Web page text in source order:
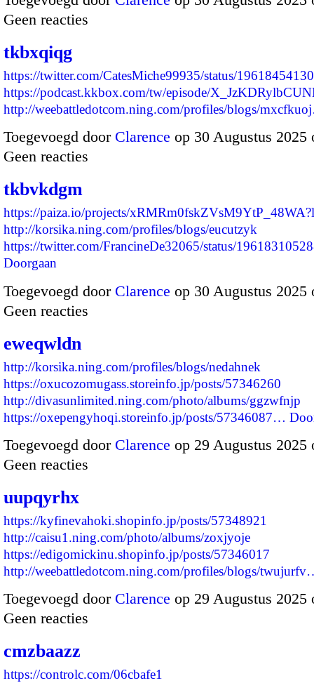
Geen reacties
tkbxqiqg
https://twitter.com/CatesMiche99935/status/
https://podcast.kkbox.com/tw/episode/
http://weebattledotcom.ning.com/profiles/blogs/
Toegevoegd door Clarence op 30 Augustus
Geen reacties
tkbvkdgm
https://paiza.io/projects/
http://korsika.ning.com/profiles/blogs/eucutzyk
https://twitter.com/FrancineDe32065/status/
Doorgaan
Toegevoegd door Clarence op 30 Augustus
Geen reacties
eweqwldn
http://korsika.ning.com/profiles/blogs/nedahnek
https://oxucozomugass.storeinfo.jp/posts/57346260
http://divasunlimited.ning.com/photo/albums/ggzwfnjp
https://oxepengyhoqi.storeinfo.jp/posts/57346087…
Toegevoegd door Clarence op 29 Augustus
Geen reacties
uupqyrhx
https://kyfinevahoki.shopinfo.jp/posts/57348921
http://caisu1.ning.com/photo/albums/zoxjyoje
https://edigomickinu.shopinfo.jp/posts/57346017
http://weebattledotcom.ning.com/profiles/blogs/
Toegevoegd door Clarence op 29 Augustus
Geen reacties
cmzbaazz
https://controlc.com/06cbafe1